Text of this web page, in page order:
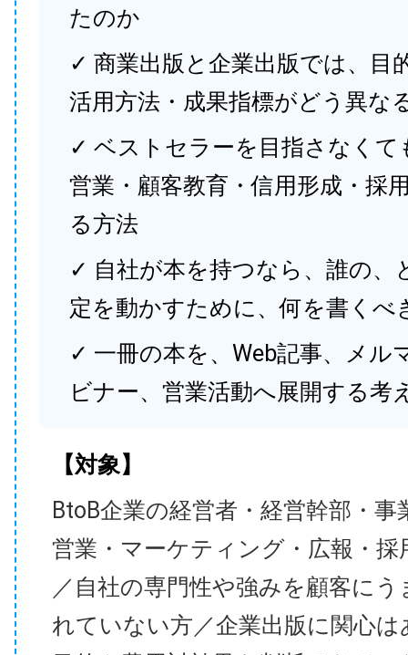
たのか
✓ 商業出版と企業出版では、目
活用方法・成果指標がどう異な
✓ ベストセラーを目指さなくて
営業・顧客教育・信用形成・採
る方法
✓ 自社が本を持つなら、誰の、
定を動かすために、何を書くべ
✓ 一冊の本を、Web記事、メル
ビナー、営業活動へ展開する考
【対象】
BtoB企業の経営者・経営幹部・事
営業・マーケティング・広報・採
／自社の専門性や強みを顧客に
れていない方／企業出版に関心